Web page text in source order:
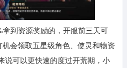
到资源奖励的，开服前三天可
机会领取五星级角色、使灵和物资
说可以更快速的度过开荒期，小